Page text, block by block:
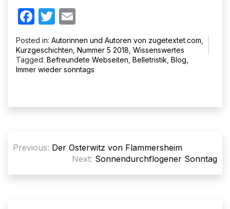
Facebook
Twitter
Posted in: Autorinnen und Autoren von zugetextet.com
Kurzgeschichten Nummer 5 2018 Wissenswertes
Tagged: Befreundete Webseiten Belletristik Blog
Immer wieder sonntags
Previous: Der Osterwitz von Flammersheim
Next: Sonnendurchflogener Sonntag